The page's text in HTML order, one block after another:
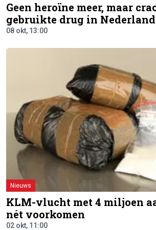
Geen heroïne meer, maar
gebruikte drug in Nederland
08 okt, 13:00
Nieuws
KLM-vlucht met 4 miljoen
nét voorkomen
02 okt, 11:00